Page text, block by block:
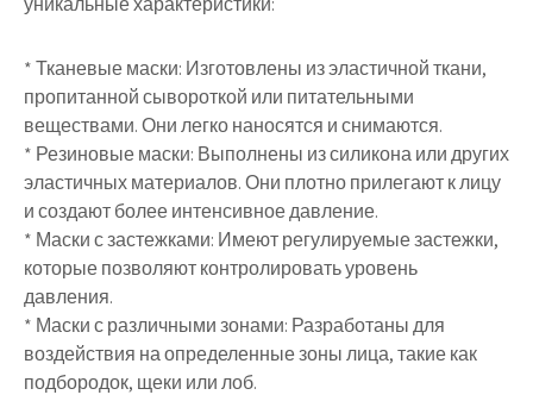
* Тканевые маски: Изготовлены из эластичной ткани,
пропитанной сывороткой или питательными
веществами. Они легко наносятся и снимаются.
* Резиновые маски: Выполнены из силикона или других
эластичных материалов. Они плотно прилегают к лицу
и создают более интенсивное давление.
* Маски с застежками: Имеют регулируемые застежки,
которые позволяют контролировать уровень
давления.
* Маски с различными зонами: Разработаны для
воздействия на определенные зоны лица, такие как
подбородок, щеки или лоб.